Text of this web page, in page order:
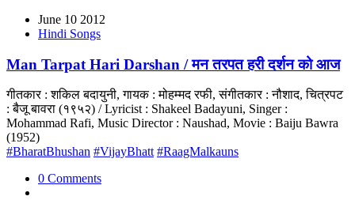
June 10 2012
Hindi Songs
Man Tarpat Hari Darshan / मन तरपत हरी दर्शन को आज
गीतकार : शकिल बदायुनी, गायक : मोहम्मद रफी, संगीतकार : नौशाद, चित्रपट
: बैजू बावरा (१९५२) / Lyricist : Shakeel Badayuni, Singer :
Mohammad Rafi, Music Director : Naushad, Movie : Baiju Bawra
(1952)
#BharatBhushan #VijayBhatt #RaagMalkauns
0 Comments